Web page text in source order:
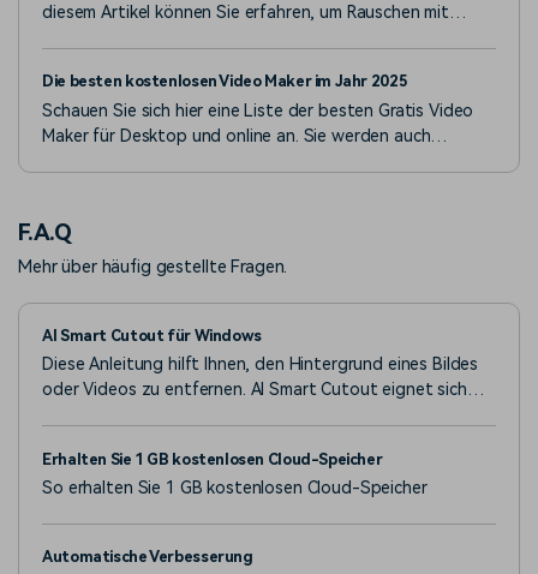
diesem Artikel können Sie erfahren, um Rauschen mit
Die besten kostenlosen Video Maker im Jahr 2025
Schauen Sie sich hier eine Liste der besten Gratis Video
Maker für Desktop und online an. Sie werden auch
F.A.Q
Mehr über häufig gestellte Fragen.
AI Smart Cutout für Windows
Diese Anleitung hilft Ihnen, den Hintergrund eines Bildes
oder Videos zu entfernen. AI Smart Cutout eignet sich
fortlaufenden Clip.
Erhalten Sie 1 GB kostenlosen Cloud-Speicher
So erhalten Sie 1 GB kostenlosen Cloud-Speicher
Automatische Verbesserung